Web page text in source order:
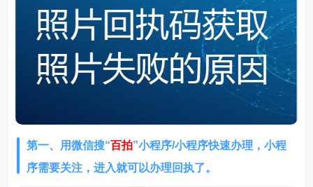
第一、用微信搜“百拍”小程序/小程序快速办理，小程
序需要关注，进入就可以办理回执了。